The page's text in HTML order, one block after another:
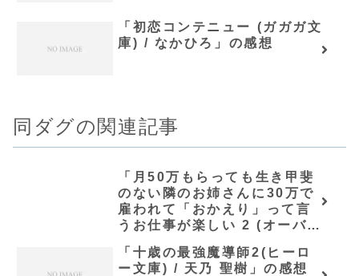
「初恋コンテニュー (ガガガ文
庫) / なかひろ」の感想
同ダグの関連記事
「月50万もらっても生き甲斐
のない隣のお姉さんに30万で
雇われて「おかえり」って言
うお仕事が楽しい 2 (オーバー
リ」の感想
「十歳の最強魔導師2(ヒーロ
ー文庫) / 天乃 聖樹」の感想